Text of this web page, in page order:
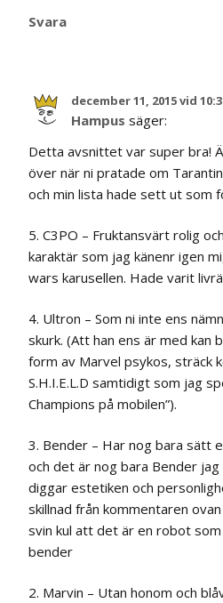
Svara
december 11, 2015 vid
Hampus säger:
Detta avsnittet var super bra!
över när ni pratade om
och min lista hade sett ut som
5. C3PO – Fruktansvärt rolig
karaktär som jag känenr igen
wars karusellen. Hade varit
4. Ultron – Som ni inte ens
skurk. (Att han ens är med kan
form av Marvel psykos, sträck
S.H.I.E.L.D samtidigt som jag
Champions på mobilen”).
3. Bender – Har nog bara sätt
och det är nog bara Bender jag
diggar estetiken och
skillnad från kommentaren
svin kul att det är en robot
bender
2. Marvin – Utan honom och